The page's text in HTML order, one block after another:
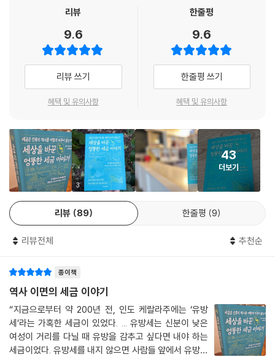
* 로마는 유대인을 대상으로 이교도세를 부과했고 이후에도 이름을 바꿔
위를 금지했지만 11세기 한 랍비가 국왕과 귀족에게 세금을 내야 하므로
금융업을 금하지 않는다는 새로운 해석을 내놓으면서 유대인들은 대거 고
리대금업을 생업으로 삼기 시작했다. 현대의 거대한 유대계 금융자본도 이
런 역사적 배경 때문이다.
슷한 ‘알카발라’를 도입했다. 하지만 스페인 지배 아래에 있던 네덜란드와
포르투갈에서는 이에 반발하여 무장봉기를 일으켰고 독립전쟁으로 이어
졌다.
* 200여 년 전 영국 식민지 인도의 케랄라주에는 역사상 가장 터무니없는
세금이 여성에게 부과됐다. 바로 유방세다. 신분이 낮은 여성이 거리에서
유방을 가리려면 세금을 내야 했던 것이다. 세액은 유방의 크기에 따라 정
지 수탈 행위였다. 참혹했던 유방세는 한 아름다운 여인이 자신의 가슴을
실제 세금 조사관으로 10년간 근무했던 저자는 세금의 실체를 속속들이
알게 되면서 현재 세금 제도가 국가의 미래를 위해 작동하고 있다고 말하
기 어려운 현실을 목도한다. 세금에 상당히 문제가 많기 때문이다. 과연 세
금이 국민을 위해 쓰여 왔을까? 저자는 세금의 관점에서 역사를 돌아보며
시대마다 나라마다 존재했던 독특하고 기이한 세금과 탄생 배경, 그것이
리뷰
9.6
리뷰 쓰기
혜택 및 유의사항
한줄평
9.6
한줄평 쓰기
혜택 및 유의사항
3
43
더보기
리뷰 89 한줄평 9
리뷰전체 추천순
종이책
역사 이면의 세금 이야기
“지금으로부터 약 200년 전, 인도 케랄라주에는 ‘유방
세’라는 가혹한 세금이 있었다. ... 유방세는 신분이 낮은
여성이 거리를 다닐 때 유방을 감추고 싶다면 내야 하는
세금이었다. 유방세를 내지 않으면 사람들 앞에서 유방을